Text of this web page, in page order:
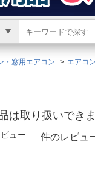
・窓用エアコン エアコン
は取り扱いできま
件のレビュ